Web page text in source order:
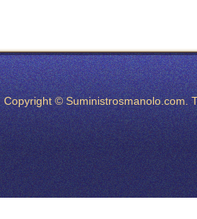
Copyright © Suministrosmanolo.com.